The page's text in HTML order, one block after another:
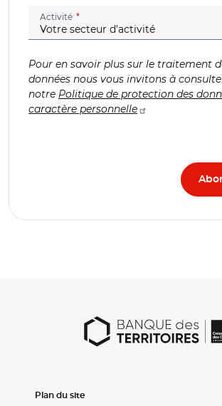
Activité (champ obligatoire)
Pour en savoir plus sur le traitement
données nous vous invitons à
notre Politique de protection des
caractère personnelle
Plan du site